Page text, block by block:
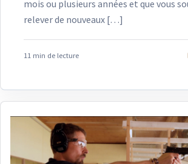
mois ou plusieurs années et que vous
relever de nouveaux […]
11 min de lecture